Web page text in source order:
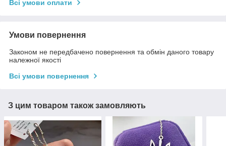
Всі умови оплати
Умови повернення
Законом не передбачено повернення та обмін даного товару
належної якості
Всі умови повернення
З цим товаром також замовляють